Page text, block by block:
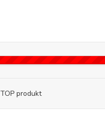
TOP produkt